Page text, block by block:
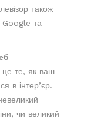
також
Google та
це те, як ваш
в інтер’єр.
чи великий